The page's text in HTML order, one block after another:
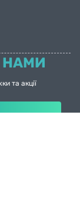
НАМИ
та акції